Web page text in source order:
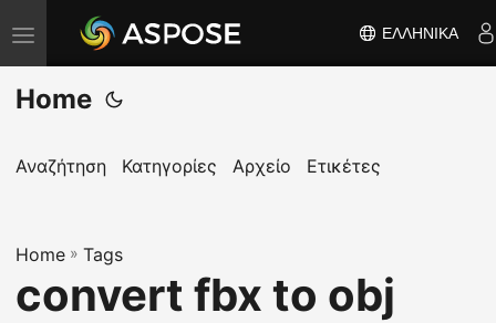
Ε
ν
α
λ
ή
π
λ
ΕΛΛΗΝΙΚΆ
Home
Αναζήτηση Κατηγορίες Αρχείο Ετικέτες
Home » Tags
convert fbx to obj